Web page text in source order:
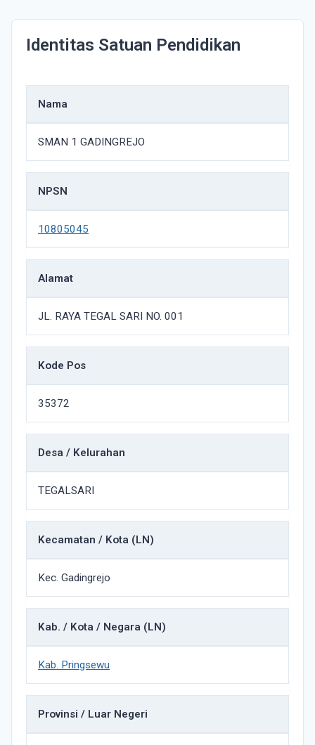
Identitas Satuan Pendidikan
Nama
SMAN 1 GADINGREJO
NPSN
10805045
Alamat
JL. RAYA TEGAL SARI NO. 001
Kode Pos
35372
Desa / Kelurahan
TEGALSARI
Kecamatan / Kota (LN)
Kec. Gadingrejo
Kab. / Kota / Negara (LN)
Kab. Pringsewu
Provinsi / Luar Negeri